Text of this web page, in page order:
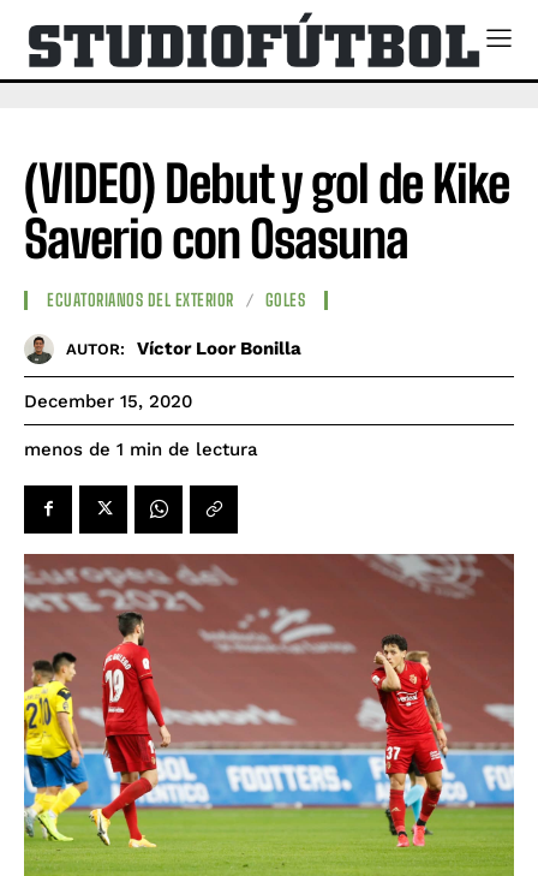
(VIDEO) Debut y gol de Kike
Saverio con Osasuna
ECUATORIANOS DEL EXTERIOR GOLES
AUTOR: Víctor Loor Bonilla
December 15, 2020
menos de 1 min de lectura